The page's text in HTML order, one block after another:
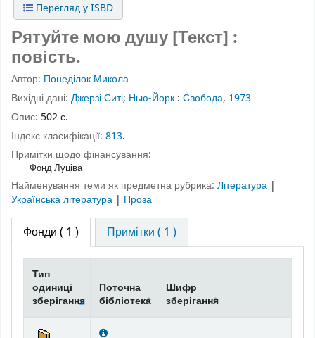
Перегляд у ISBD
Рятуйте мою душу [Текст] :
повість.
Автор: Понеділок Микола
Вихідні дані: Джерзі Ситі; Нью-Йорк : Свобода, 1973
Опис: 502 с.
Індекс класифікації: 813.
Примітки щодо фінансування:
Фонд Луціва
Найменування теми як предметна рубрика: Література |
Українська література | Проза
Фонди ( 1 ) Примітки ( 1 )
Фонди
Тип
одиниці
зберігання
Поточна
бібліотека
Шифр
зберігання